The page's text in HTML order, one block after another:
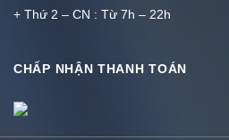
+ Thứ 2 – CN : Từ 7h – 22h
CHẤP NHẬN THANH TOÁN